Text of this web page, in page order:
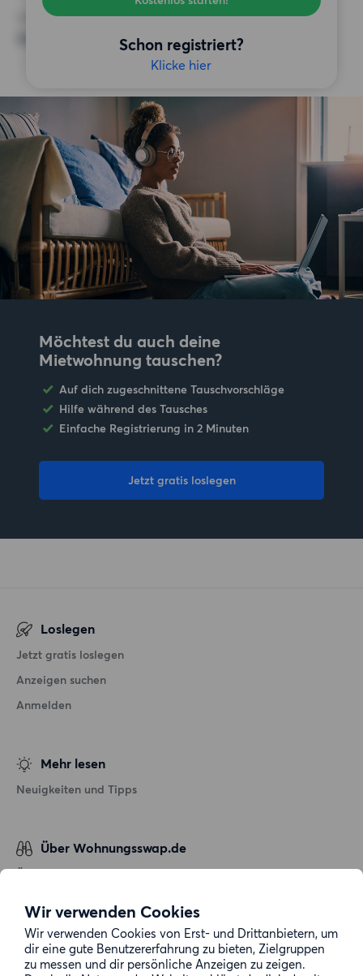
Wir verwenden Cookies
Wir verwenden Cookies von Erst- und Drittanbietern, um
dir eine gute Benutzererfahrung zu bieten, Zielgruppen
zu messen und dir persönliche Anzeigen zu zeigen.
Schon registriert?
Klicke hier
SONSTIGE PRÄFERENZEN
Keine bestimmten Präferenzen
Möchtest du auch deine
Mietwohnung tauschen?
Auf dich zugeschnittene Tauschvorschläge
Hilfe während des Tausches
Einfache Registrierung in 2 Minuten
Jetzt gratis loslegen
Loslegen
Jetzt gratis loslegen
Anzeigen suchen
Anmelden
Mehr lesen
Neuigkeiten und Tipps
Über Wohnungsswap.de
Über uns
Datenschutz